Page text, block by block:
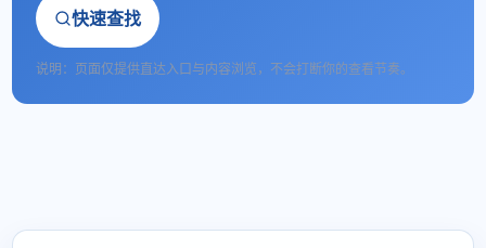
快速查找
说明：页面仅提供直达入口与内容浏览，不会打断你的查看节奏。